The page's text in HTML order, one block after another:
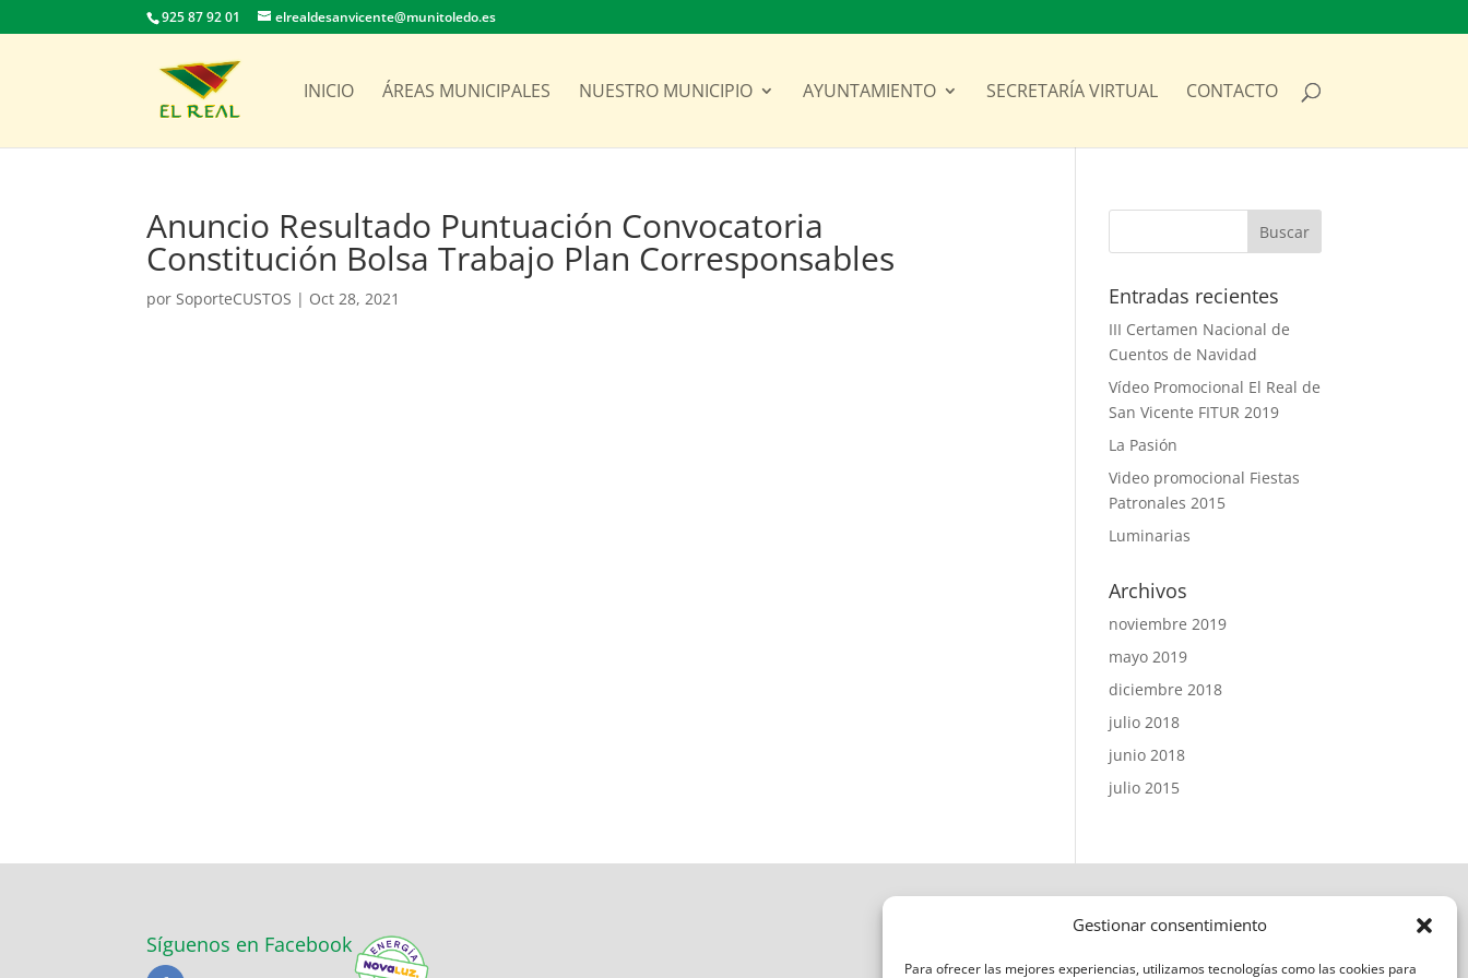
Gestionar consentimiento
Para ofrecer las mejores experiencias, utilizamos tecnologías como las cookies para
925 87 92 01 elrealdesanvicente@munitoledo.es
INICIO ÁREAS MUNICIPALES NUESTRO MUNICIPIO AYUNTAMIENTO SECRETARÍA VIRTUAL CONTACTO
Anuncio Resultado Puntuación Convocatoria
Constitución Bolsa Trabajo Plan Corresponsables
porSoporteCUSTOS | Oct 28, 2021 Entradas recientes
III Certamen Nacional de
Cuentos de Navidad
Vídeo Promocional El Real de
San Vicente FITUR 2019
La Pasión
Video promocional Fiestas
Patronales 2015
Luminarias
Archivos
noviembre 2019
mayo 2019
diciembre 2018
julio 2018
junio 2018
julio 2015
Síguenos en Facebook